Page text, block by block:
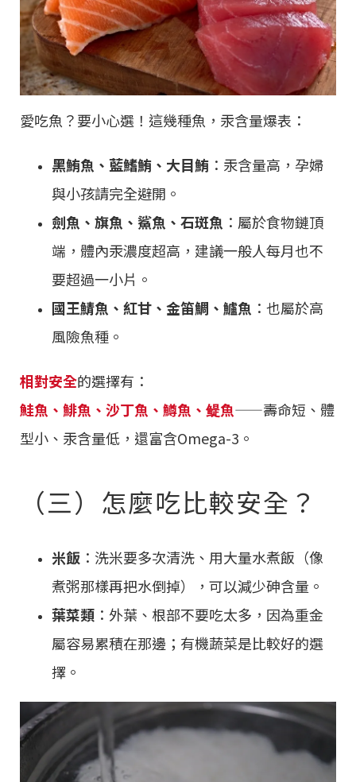
愛吃魚？要小心選！這幾種魚，汞含量爆表：
黑鮪魚、藍鰭鮪、大目鮪 ：汞含量高，孕婦
與小孩請完全避開。
劍魚、旗魚、鯊魚、石斑魚 ：屬於食物鏈頂
端，體內汞濃度超高，建議一般人每月也不
要超過一小片。
國王鯖魚、紅甘、金笛鯛、鱸魚 ：也屬於高
風險魚種。
相對安全的選擇有：
鮭魚、鯡魚、沙丁魚、鱒魚、鳀魚——壽命短、體
型小、汞含量低，還富含Omega-3。
（三）怎麼吃比較安全？
米飯 ：洗米要多次清洗、用大量水煮飯（像
煮粥那樣再把水倒掉），可以減少砷含量。
葉菜類 ：外葉、根部不要吃太多，因為重金
屬容易累積在那邊；有機蔬菜是比較好的選
擇。